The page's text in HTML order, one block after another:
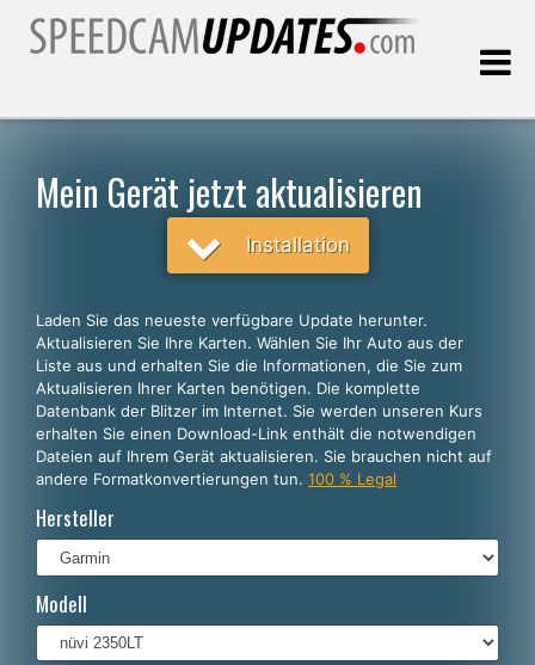
Deutsch
English
Español
Português
Français
Italiano
Polski
Nederlands
Mein Gerät jetzt aktualisieren
Installation
Laden Sie das neueste verfügbare Update herunter.
Aktualisieren Sie Ihre Karten. Wählen Sie Ihr Auto aus der
Liste aus und erhalten Sie die Informationen, die Sie zum
Aktualisieren Ihrer Karten benötigen. Die komplette
Datenbank der Blitzer im Internet. Sie werden unseren Kurs
erhalten Sie einen Download-Link enthält die notwendigen
Dateien auf Ihrem Gerät aktualisieren. Sie brauchen nicht auf
andere Formatkonvertierungen tun. 100 % Legal
Hersteller
Modell